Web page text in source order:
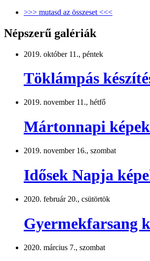
>>> mutasd az összeset <<<
Népszerű galériák
2019. október 11., péntek
Töklámpás
2019. november 11., hétfő
Mártonnapi képek
2019. november 16., szombat
Idősek Napja
2020. február 20., csütörtök
Gyermekfarsang
2020. március 7., szombat